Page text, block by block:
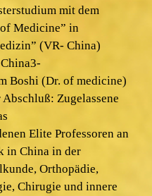
mit dem
Medicine” in
(VR- China)
Boshi (Dr. of medicine)
Zugelassene
Elite Professoren an
in China in der
Orthopädie,
Chirugie und innere